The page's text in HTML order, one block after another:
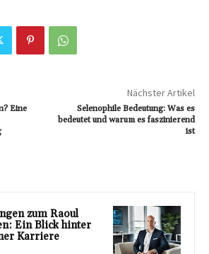
Eine
Nächster Artikel
Selenophile Bedeutung: Was es
bedeutet und warum es faszinierend
ist
zum Raoul
Ein Blick hinter
Karriere